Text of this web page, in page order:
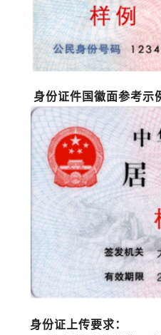
身份证件国徽面参考示
身份证上传要求：